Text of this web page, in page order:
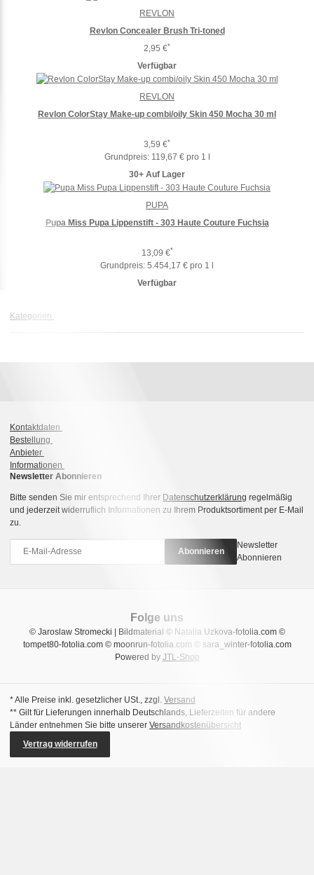
Revlon Concealer Brush Tri-toned
2,95 €*
Verfügbar
REVLON
Revlon ColorStay Make-up combi/oily Skin 450 Mocha 30 ml
3,59 €*
Grundpreis: 119,67 € pro 1 l
30+ Auf Lager
REVLON
Pupa Miss Pupa Lippenstift - 303 Haute Couture Fuchsia
13,09 €*
Grundpreis: 5.454,17 € pro 1 l
Verfügbar
PUPA
Kategorien
Kontaktdaten
Bestellung
Anbieter
Informationen
Newsletter Abonnieren
Bitte senden Sie mir entsprechend Ihrer Datenschutzerklärung regelmäßig
und jederzeit widerruflich Informationen zu Ihrem Produktsortiment per E-Mail
zu.
Abonnieren
Newsletter
Abonnieren
© Jaroslaw Stromecki | Bildmaterial © Natalia Uzkova-fotolia.com ©
tompet80-fotolia.com © moonrun-fotolia.com © sara_winter-fotolia.com
Powered by JTL-Shop
Folge uns
* Alle Preise inkl. gesetzlicher USt., zzgl. Versand
** Gilt für Lieferungen innerhalb Deutschlands, Lieferzeiten für andere
Länder entnehmen Sie bitte unserer Versandkostenübersicht
Vertrag widerrufen